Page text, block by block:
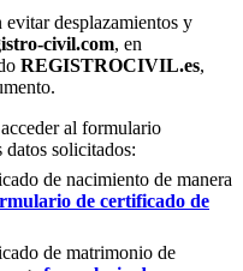
evitar desplazamientos y
civil.com, en
REGISTROCIVIL.es,
al formulario
solicitados:
de nacimiento de manera
de certificado de
de matrimonio de